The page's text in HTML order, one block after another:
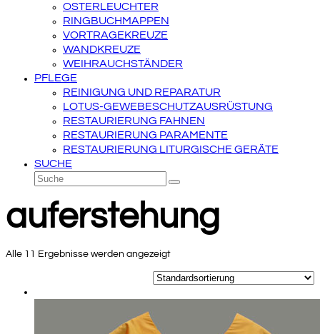
OSTERLEUCHTER
RINGBUCHMAPPEN
VORTRAGEKREUZE
WANDKREUZE
WEIHRAUCHSTÄNDER
PFLEGE
REINIGUNG UND REPARATUR
LOTUS-GEWEBESCHUTZAUSRÜSTUNG
RESTAURIERUNG FAHNEN
RESTAURIERUNG PARAMENTE
RESTAURIERUNG LITURGISCHE GERÄTE
SUCHE
Suche
Senden
auferstehung
Alle 11 Ergebnisse werden angezeigt